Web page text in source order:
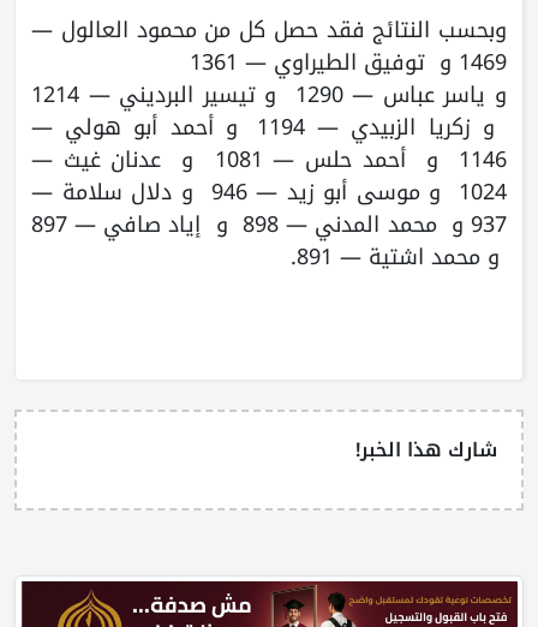
وبحسب النتائج فقد حصل كل من محمود العالول —
1469 و توفيق الطيراوي — 1361
و ياسر عباس — 1290 و تيسير البرديني — 1214
و زكريا الزبيدي — 1194 و أحمد أبو هولي —
1146 و أحمد حلس — 1081 و عدنان غيث —
1024 و موسى أبو زيد — 946 و دلال سلامة —
937 و محمد المدني — 898 و إياد صافي — 897
و محمد اشتية — 891.
شارك هذا الخبر!